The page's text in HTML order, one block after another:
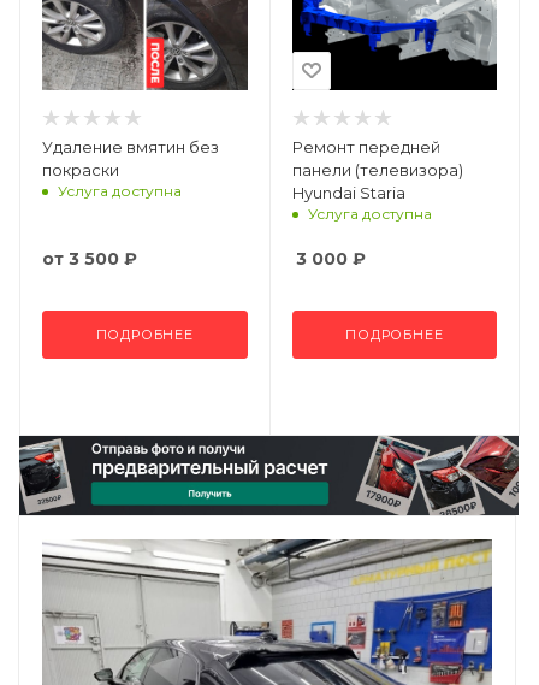
Удаление вмятин без
покраски
Услуга доступна
от 3 500 ₽
ПОДРОБНЕЕ
Ремонт передней
панели (телевизора)
Hyundai Staria
Услуга доступна
3 000₽
ПОДРОБНЕЕ